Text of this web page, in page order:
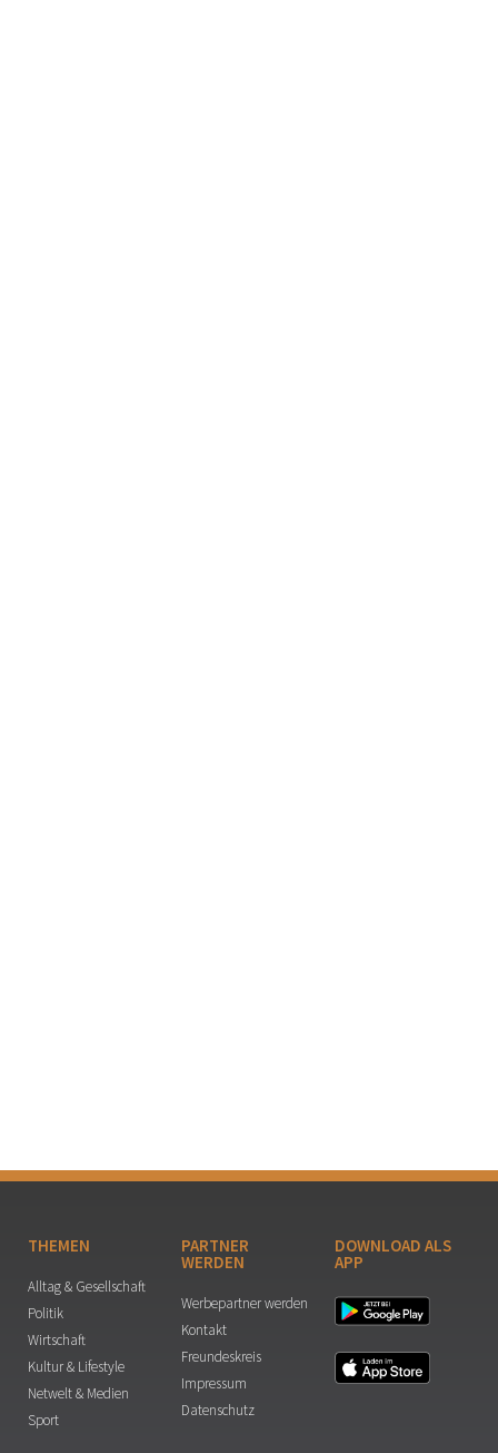
THEMEN
Alltag & Gesellschaft
Politik
Wirtschaft
Kultur & Lifestyle
Netwelt & Medien
Sport
PARTNER
WERDEN
Werbepartner werden
Kontakt
Freundeskreis
Impressum
Datenschutz
DOWNLOAD ALS
APP